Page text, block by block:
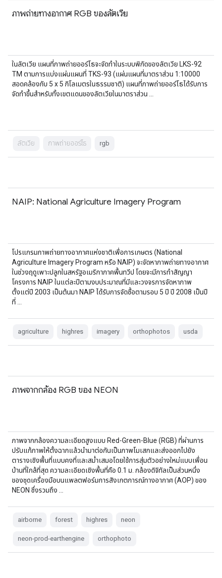
ภาพถ่ายทางอากาศ RGB ของลัตเวีย
ในลัตเวีย แผนที่ภาพถ่ายออร์โธจะจัดทำในระบบพิกัดของลัตเวีย LKS-92
TM ตามการแบ่งแผ่นแผนที่ TKS-93 (แผ่นแผนที่มาตราส่วน 1:10000
สอดคล้องกับ 5 x 5 กิโลเมตรในธรรมชาติ) แผนที่ภาพถ่ายออร์โธได้รับการ
จัดทำขึ้นสำหรับทั้งเขตแดนของลัตเวียในมาตราส่วน …
ลัตเวีย ภาพถ่ายออร์โธ rgb
NAIP: National Agriculture Imagery Program
โปรแกรมภาพถ่ายทางอากาศแห่งชาติเพื่อการเกษตร (National
Agriculture Imagery Program หรือ NAIP) จะจัดหาภาพถ่ายทางอากาศ
ในช่วงฤดูเพาะปลูกในสหรัฐอเมริกาภาคพื้นทวีป โดยจะมีการทำสัญญา
โครงการ NAIP ในแต่ละปีตามงบประมาณที่มีและวงจรการจัดหาภาพ
ตั้งแต่ปี 2003 เป็นต้นมา NAIP ได้รับการจัดซื้อตามรอบ 5 ปี ปี 2008 เป็นปี
ที่ …
agriculture highres imagery orthophotos usda
ภาพจากกล้อง RGB ของ NEON
ภาพจากกล้องความละเอียดสูงแบบ Red-Green-Blue (RGB) ที่ผ่านการ
ปรับแก้ภาพให้ตั้งฉากแล้วนำมาต่อกันเป็นภาพโมเสกและส่งออกไปยัง
ตารางเชิงพื้นที่แบบคงที่และสม่ำเสมอโดยใช้การสุ่มตัวอย่างใหม่แบบเพื่อน
บ้านที่ใกล้ที่สุด ความละเอียดเชิงพื้นที่คือ 0.1 ม. กล้องดิจิทัลเป็นส่วนหนึ่ง
ของชุดเครื่องมือบนแพลตฟอร์มการสังเกตการณ์ทางอากาศ (AOP) ของ
NEON ซึ่งรวมถึง …
airborne forest highres neon
neon-prod-earthengine orthophoto